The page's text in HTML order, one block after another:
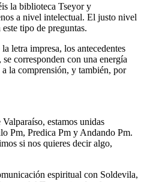
la biblioteca Tseyor y
a nivel intelectual. El justo nivel
tipo de preguntas.
letra impresa, los antecedentes
corresponden con una energía
la comprensión, y también, por
estamos unidas
Pm, Predica Pm y Andando Pm.
si nos quieres decir algo,
espiritual con Soldevila,